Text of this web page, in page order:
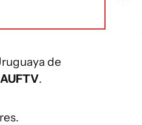
de
AUFTV.